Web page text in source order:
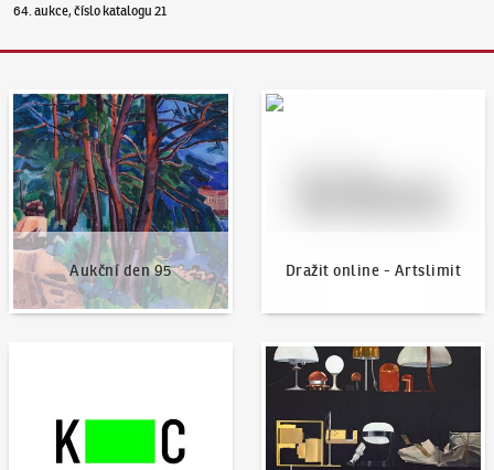
64. aukce, číslo katalogu 21
Aukční den 95
Aukční den 95
Dražit online - Artslimit
Dražit online - Artslimit
Aktuality